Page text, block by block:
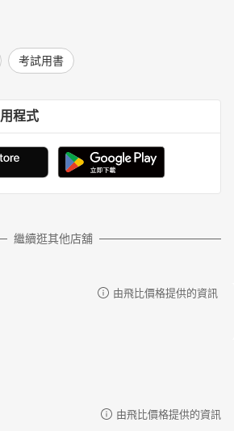
考試用書
程式
繼續逛其他店舖
由飛比價格提供的資訊
由飛比價格提供的資訊